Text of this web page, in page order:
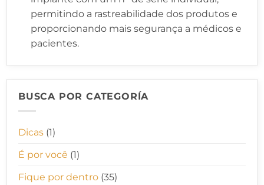
permitindo a rastreabilidade dos produtos e
proporcionando mais segurança a médicos e
pacientes.
BUSCA POR CATEGORÍA
Dicas (1)
É por você (1)
Fique por dentro (35)